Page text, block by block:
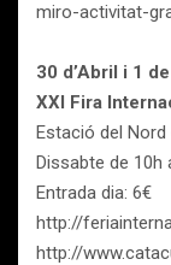
miro-activitat-
30 d’Abril i 1
XXI Fira
Estació del
Dissabte de 10h
Entrada dia: 6€
http://
http://